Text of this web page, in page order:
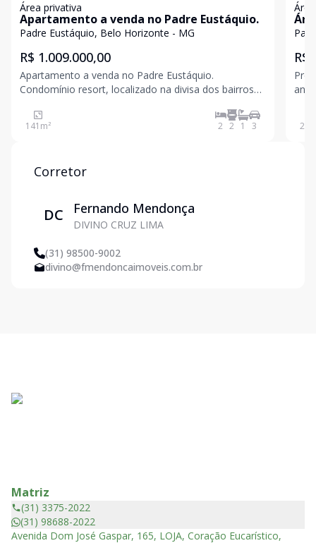
Área privativa
Apartamento a venda no Padre Eustáquio.
Padre Eustáquio, Belo Horizonte - MG
R$ 1.009.000,00
Apartamento a venda no Padre Eustáquio.
Condomínio resort, localizado na divisa dos bairros
Conforto, praticidade e lazer completíssimo. Piscina,
sauna, salão de festas, espaço gourmet, salão de
141 m² 2 2 1 3
R$
28
Corretor
DC Fernando Mendonça
DIVINO CRUZ LIMA
(31) 98500-9002
divino@fmendoncaimoveis.com.br
Matriz
(31) 3375-2022
(31) 98688-2022
Avenida Dom José Gaspar, 165, LOJA, Coração Eucarístico,